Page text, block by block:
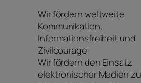
Wir fördern weltweite
Kommunikation,
Informationsfreiheit und
Zivilcourage.
Wir fördern den Einsatz
elektronischer Medien zu